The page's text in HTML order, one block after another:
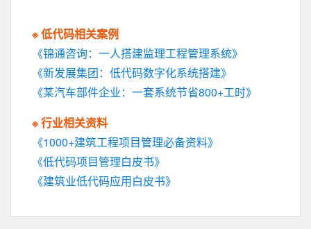
※ 低代码相关案例
《锦通咨询：一人搭建监理工程管理系统》
《新发展集团：低代码数字化系统搭建》
《某汽车部件企业：一套系统节省800+工时》
※ 行业相关资料
《1000+建筑工程项目管理必备资料》
《低代码项目管理白皮书》
《建筑业低代码应用白皮书》